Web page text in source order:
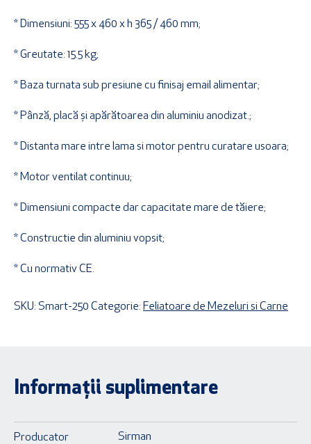
* Dimensiuni: 555 x 460 x h 365 / 460 mm;
* Greutate: 15.5 kg;
* Baza turnata sub presiune cu finisaj email alimentar;
* Pânză, placă și apărătoarea din aluminiu anodizat.;
* Distanta mare intre lama si motor pentru curatare usoara;
* Motor ventilat continuu;
* Dimensiuni compacte dar capacitate mare de tăiere;
* Constructie din aluminiu vopsit;
* Cu normativ CE.
SKU: Smart-250 Categorie: Feliatoare de Mezeluri si Carne
Informații suplimentare
Producator Sirman